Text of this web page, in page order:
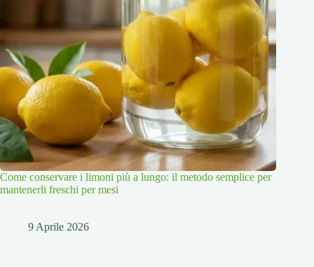
Come conservare i limoni più a lungo: il metodo semplice per
mantenerli freschi per mesi
9 Aprile 2026